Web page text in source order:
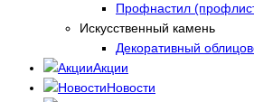
Профнастил
Искусственный камень
Декоративный
Акции
Новости